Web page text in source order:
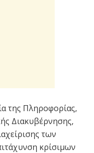
της Πληροφορίας,
Διακυβέρνησης,
των
κρίσιμων